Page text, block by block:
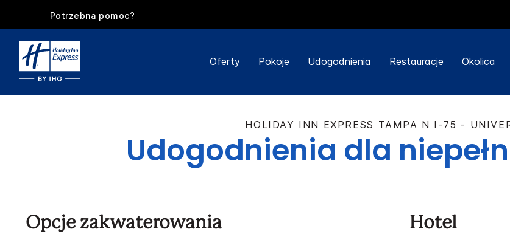
Potrzebna pomoc?
Oferty Pokoje Udogodnienia Restauracje Okolica
HOLIDAY INN EXPRESS TAMPA N I-75 -
Udogodnienia dla
Opcje zakwaterowania Hotel